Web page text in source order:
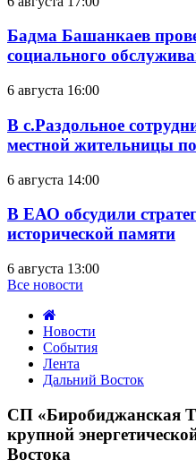
Бадма Башанкаев
социального
6 августа 16:00
В с.Раздольное
местной жительницы
6 августа 14:00
В ЕАО обсудили
исторической памяти
6 августа 13:00
Все новости
Новости
События
Лента
Дальний Восток
«Биробиджанская
ТЭЦ»
предлагает
работу
СП «Биробиджанская
крупной
Востока